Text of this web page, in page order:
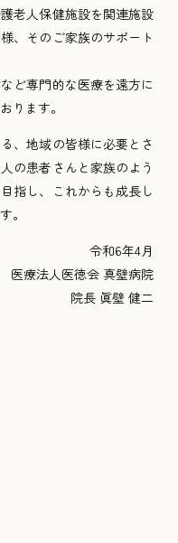
老人保健施設を関連施設
、そのご家族のサポート
ど専門的な医療を遠方に
ります。
、地域の皆様に必要とさ
の患者さんと家族のよう
指し、これからも成長し
。
令和6年4月
医療法人医徳会 真壁病院
院長 眞壁 健二